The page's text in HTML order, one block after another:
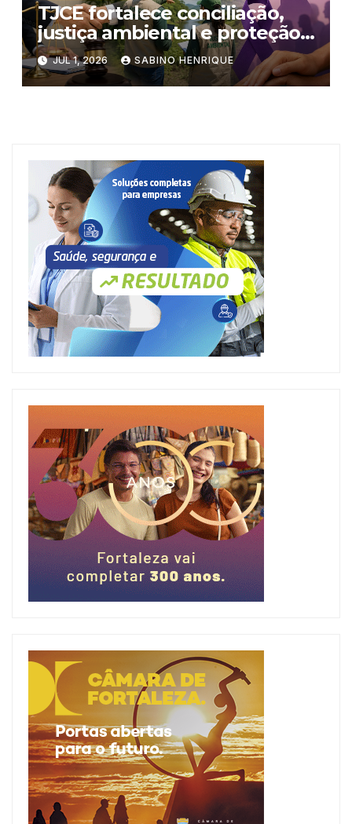
TJCE fortalece conciliação,
justiça ambiental e proteção
às mulheres
JUL 1, 2026 SABINO HENRIQUE